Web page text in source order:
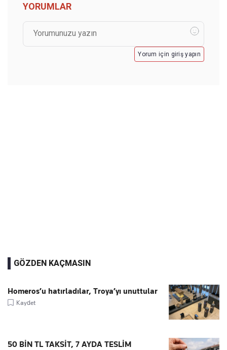
YORUMLAR
Yorum için giriş yapın
GÖZDEN KAÇMASIN
Homeros’u hatırladılar, Troya’yı unuttular
Kaydet
50 BİN TL TAKSİT, 7 AYDA TESLİM